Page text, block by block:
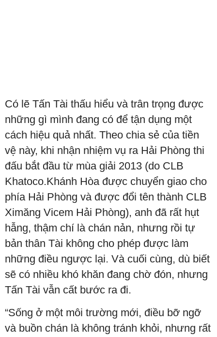
Có lẽ Tấn Tài thấu hiểu và trân trọng được
những gì mình đang có để tận dụng một
cách hiệu quả nhất. Theo chia sẻ của tiền
vệ này, khi nhận nhiệm vụ ra Hải Phòng thi
đấu bắt đầu từ mùa giải 2013 (do CLB
Khatoco.Khánh Hòa được chuyển giao cho
phía Hải Phòng và được đổi tên thành CLB
Ximăng Vicem Hải Phòng), anh đã rất hụt
hẫng, thậm chí là chán nản, nhưng rồi tự
bản thân Tài không cho phép được làm
những điều ngược lại. Và cuối cùng, dù biết
sẽ có nhiều khó khăn đang chờ đón, nhưng
Tấn Tài vẫn cất bước ra đi.
“Sống ở một môi trường mới, điều bỡ ngỡ
và buồn chán là không tránh khỏi, nhưng rất